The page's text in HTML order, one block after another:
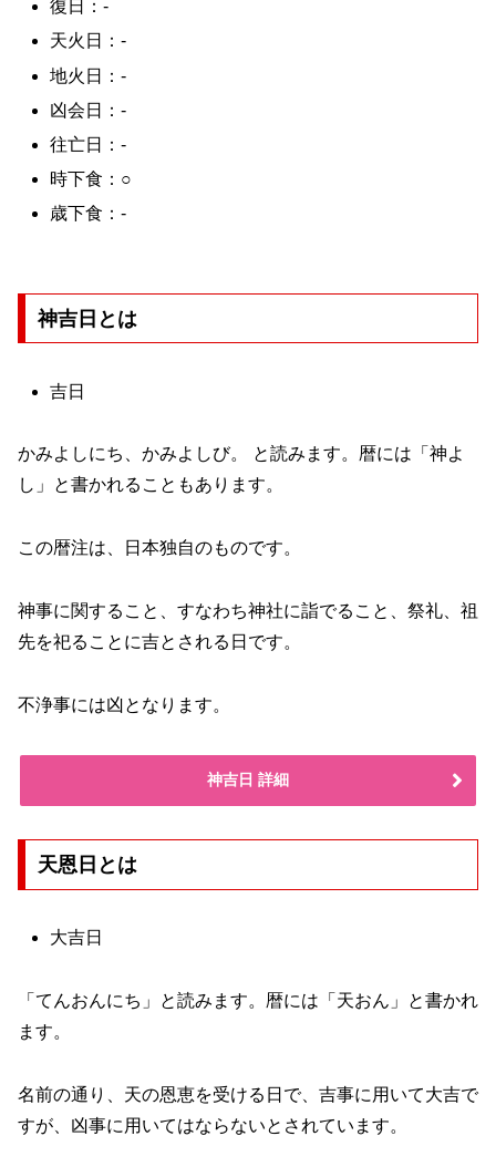
復日：-
天火日：-
地火日：-
凶会日：-
往亡日：-
時下食：○
歳下食：-
神吉日とは
吉日
かみよしにち、かみよしび。 と読みます。暦には「神よ
し」と書かれることもあります。
この暦注は、日本独自のものです。
神事に関すること、すなわち神社に詣でること、祭礼、祖
先を祀ることに吉とされる日です。
不浄事には凶となります。
神吉日 詳細
天恩日とは
大吉日
「てんおんにち」と読みます。暦には「天おん」と書かれ
ます。
名前の通り、天の恩恵を受ける日で、吉事に用いて大吉で
すが、凶事に用いてはならないとされています。